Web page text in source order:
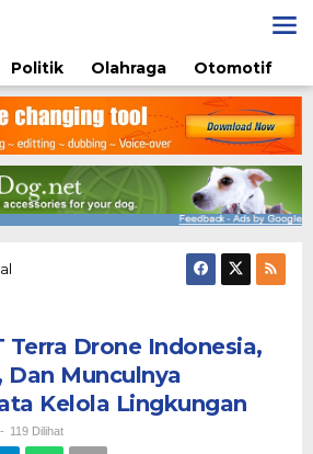
Politik Olahraga Otomotif
Indonesia,
Data
Konsesi,
Dan
Munculnya
Pertanyaan
Terra Drone Indonesia,
Dan Munculnya
Kelola Lingkungan
- 119 Dilihat